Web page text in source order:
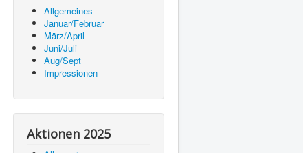
Allgemeines
Januar/Februar
März/April
Juni/Juli
Aug/Sept
Impressionen
Aktionen 2025